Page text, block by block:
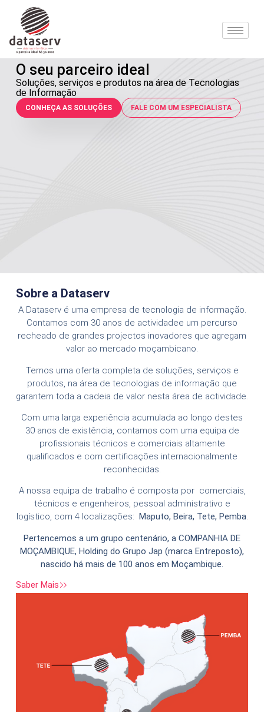
O seu parceiro ideal
Soluções, serviços e produtos na área de Tecnologias
de Informação
CONHEÇA AS SOLUÇÕES FALE COM UM ESPECIALISTA
Sobre a Dataserv
A Dataserv é uma empresa de tecnologia de informação.
Contamos com 30 anos de actividadee um percurso
recheado de grandes projectos inovadores que agregam
valor ao mercado moçambicano.
Temos uma oferta completa de soluções, serviços e
produtos, na área de tecnologias de informação que
garantem toda a cadeia de valor nesta área de actividade.
Com uma larga experiência acumulada ao longo destes
30 anos de existência, contamos com uma equipa de
profissionais técnicos e comerciais altamente
qualificados e com certificações internacionalmente
reconhecidas.
A nossa equipa de trabalho é composta por comerciais,
técnicos e engenheiros, pessoal administrativo e
logístico, com 4 localizações: Maputo, Beira, Tete, Pemba.
Pertencemos a um grupo centenário, a COMPANHIA DE
MOÇAMBIQUE, Holding do Grupo Jap (marca Entreposto),
nascido há mais de 100 anos em Moçambique.
Saber Mais